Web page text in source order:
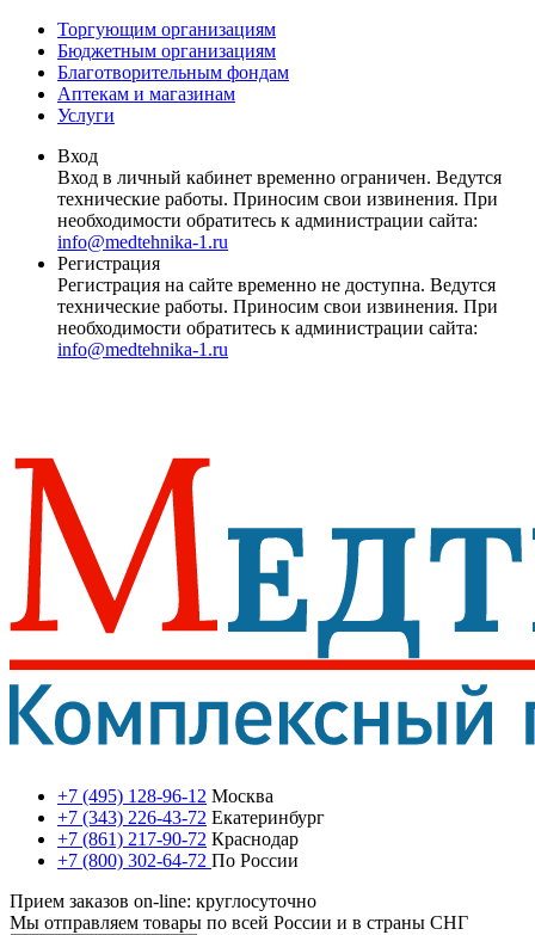
Торгующим организациям
Бюджетным организациям
Благотворительным фондам
Аптекам и магазинам
Услуги
Вход
Вход в личный кабинет временно ограничен. Ведутся
технические работы. Приносим свои извинения. При
необходимости обратитесь к администрации сайта:
info@medtehnika-1.ru
Регистрация
Регистрация на сайте временно не доступна. Ведутся
технические работы. Приносим свои извинения. При
необходимости обратитесь к администрации сайта:
info@medtehnika-1.ru
+7 (495) 128-96-12 Москва
+7 (343) 226-43-72 Екатеринбург
+7 (861) 217-90-72 Краснодар
+7 (800) 302-64-72 По России
Прием заказов on-line: круглосуточно
Мы отправляем товары по всей России и в страны СНГ